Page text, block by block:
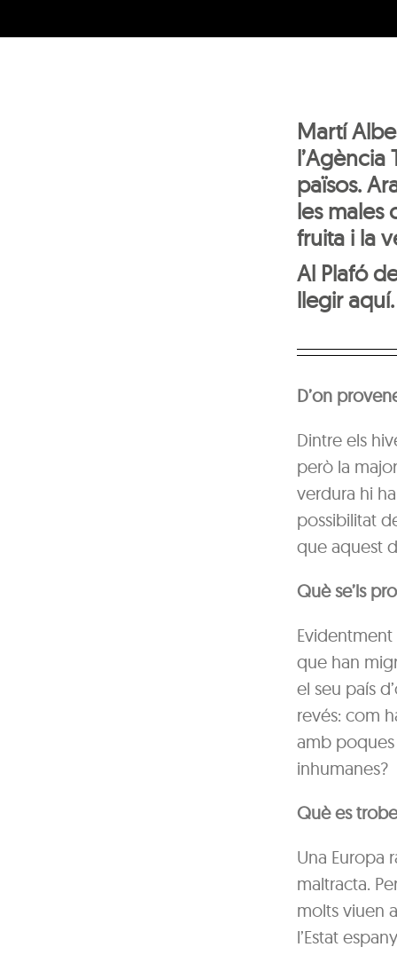
Martí
l’Agència
països.
les males
fruita i la
Al Plafó
llegir aquí.
D’on
Dintre els
però la
verdura hi
possibilitat
que aquest
Què se’ls
Evidentment
que han
el seu país
revés: com
amb poques
inhumanes?
Què es
Una Europa
maltracta.
molts viuen
l’Estat